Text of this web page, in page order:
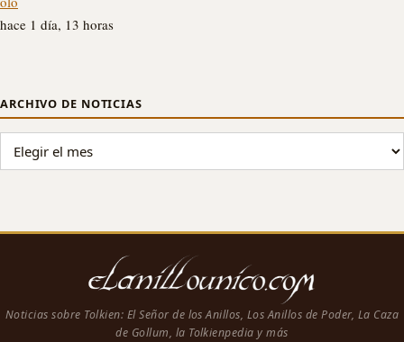
hace 1 día, 13 horas
ARCHIVO DE NOTICIAS
ARCHIVO DE NOTICIAS
Noticias sobre Tolkien: El Señor de los Anillos, Los Anillos de Poder, La Caza
de Gollum, la Tolkienpedia y más